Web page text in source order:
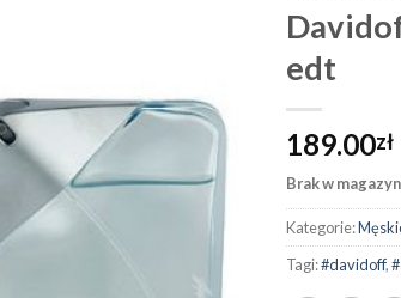
edt
189.00zł
Brak w
Kategorie:
Tagi:#davidoff,